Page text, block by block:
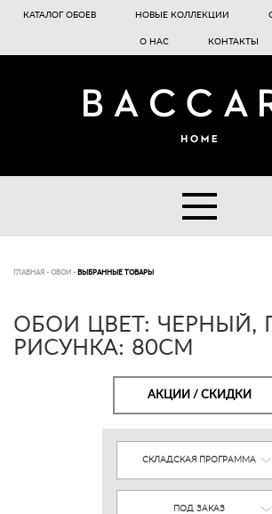
КАТАЛОГ ОБОЕВ НОВЫЕ КОЛЛЕКЦИИ
О НАС КОНТАКТЫ
ГЛАВНАЯ - ОБОИ - ВЫБРАННЫЕ ТОВАРЫ
ОБОИ ЦВЕТ: ЧЕРНЫЙ,
РИСУНКА: 80СМ
АКЦИИ / СКИДКИ
СКЛАДСКАЯ ПРОГРАММА
ПОД ЗАКАЗ